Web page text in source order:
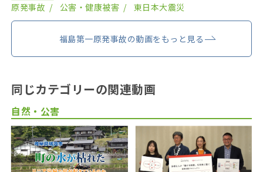
原発事故
公害・健康被害 東日本大震災
福島第一原発事故の動画をもっと見る
同じカテゴリーの関連動画
自然・公害